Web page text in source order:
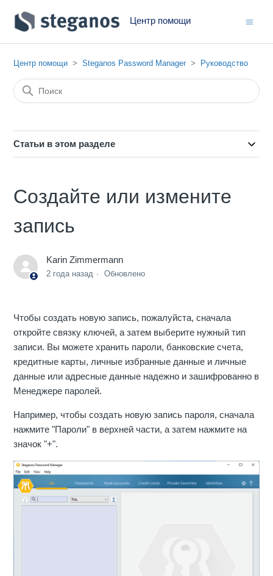
Центр помощи
Центр помощи Steganos Password Manager Руководство
Статьи в этом разделе
Создайте или измените
запись
Karin Zimmermann
2 года назад Обновлено
Чтобы создать новую запись, пожалуйста, сначала
откройте связку ключей, а затем выберите нужный тип
записи. Вы можете хранить пароли, банковские счета,
кредитные карты, личные избранные данные и личные
данные или адресные данные надежно и зашифрованно в
Менеджере паролей.
Например, чтобы создать новую запись пароля, сначала
нажмите "Пароли" в верхней части, а затем нажмите на
значок "+".